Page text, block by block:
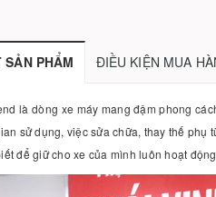
SẢN PHẨM ĐIỀU KIỆN MUA
là dòng xe máy mang đậm phong
sử dụng, việc sửa chữa, thay thế
để giữ cho xe của mình luôn hoạt